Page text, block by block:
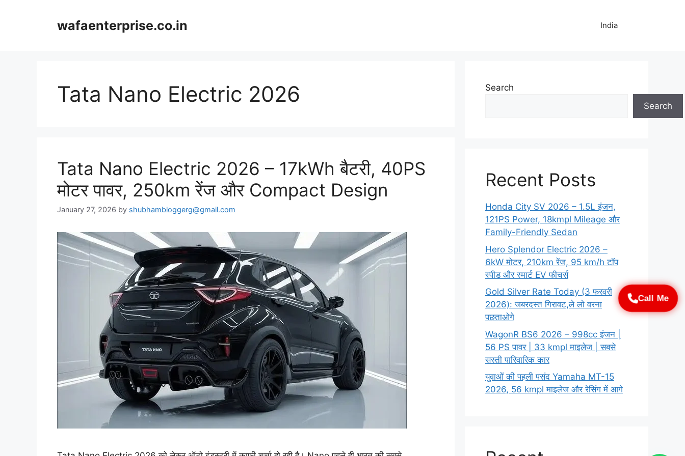
Call Me
wafaenterprise.co.in India
Tata Nano Electric 2026
Tata Nano Electric 2026 – 17kWh बैटरी, 40PS
मोटर पावर, 250km रेंज और Compact Design
January 27, 2026 by shubhambloggerg@gmail.com
Search
Search
Recent Posts
Honda City SV 2026 – 1.5L इंजन,
121PS Power, 18kmpl Mileage और
Family-Friendly Sedan
Hero Splendor Electric 2026 –
6kW मोटर, 210km रेंज, 95 km/h टॉप
स्पीड और स्मार्ट EV फीचर्स
Gold Silver Rate Today (3 फरवरी
2026): जबरदस्त गिरावट,ले लो वरना
पछताओगे
WagonR BS6 2026 – 998cc इंजन |
56 PS पावर | 33 kmpl माइलेज | सबसे
सस्ती पारिवारिक कार
युवाओं की पहली पसंद Yamaha MT-15
2026, 56 kmpl माइलेज और रेसिंग में आगे